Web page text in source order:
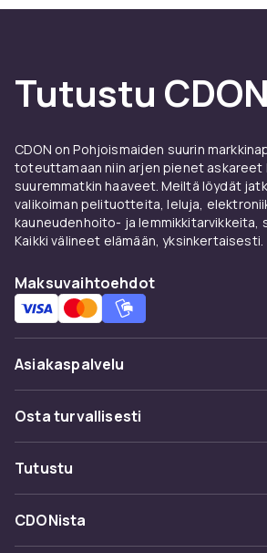
välittömästi. Liekki on näkyvä,
Valinta ja huolto
Kaasukeittotasot vaativat
Katso myös
Katsoinduktiokeittotasot,
keittotasot CDONilta
turvallisella ostamisella.
CDONilta löydät täydellisen
kodinkojeitaSamsung
Siemensilta,AEG
kilpailukykyiseen hintaan
ostamisella ja nopealla
Modernit kodinkoneet on
käyttöiälle, korkealle
maksimaalisen
tunnettujen merkkien
säästävät huomattavasti sähköä.
Tutustu
CDON on Pohjoismaiden suurin
toteuttamaan niin arjen pienet askareet
suuremmatkin haaveet. Meiltä löydät
valikoiman pelituotteita, leluja,
kauneudenhoito- ja lemmikkitarvikkeita,
Kaikki välineet elämään, yksinkertaisesti.
Maksuvaihtoehdot
Asiakaspalvelu
Usein kysyttyä (UKK)
Seuraa pakettia
Ota yhteyttä
Osta turvallisesti
Maksuvaihtoehdot
Toimitus
Tutustu
Kategoriat
CDONista